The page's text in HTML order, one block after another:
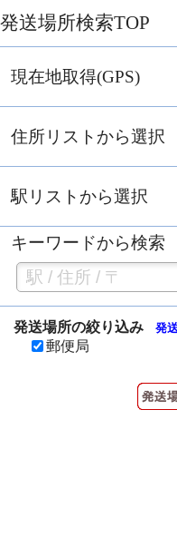
発送場所検索TOP
現在地取得(GPS)
住所リストから選択
駅リストから選択
キーワードから検索
発送場所の絞り込み 発
郵便局